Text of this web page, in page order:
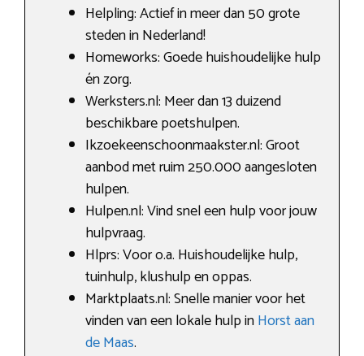
Helpling: Actief in meer dan 50 grote
steden in Nederland!
Homeworks: Goede huishoudelijke hulp
én zorg.
Werksters.nl: Meer dan 13 duizend
beschikbare poetshulpen.
Ikzoekeenschoonmaakster.nl: Groot
aanbod met ruim 250.000 aangesloten
hulpen.
Hulpen.nl: Vind snel een hulp voor jouw
hulpvraag.
Hlprs: Voor o.a. Huishoudelijke hulp,
tuinhulp, klushulp en oppas.
Marktplaats.nl: Snelle manier voor het
vinden van een lokale hulp inHorst aan
de Maas.